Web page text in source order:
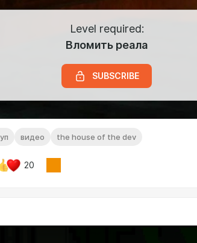
Level required:
Вломить реала
SUBSCRIBE
видео the house of the dev
20